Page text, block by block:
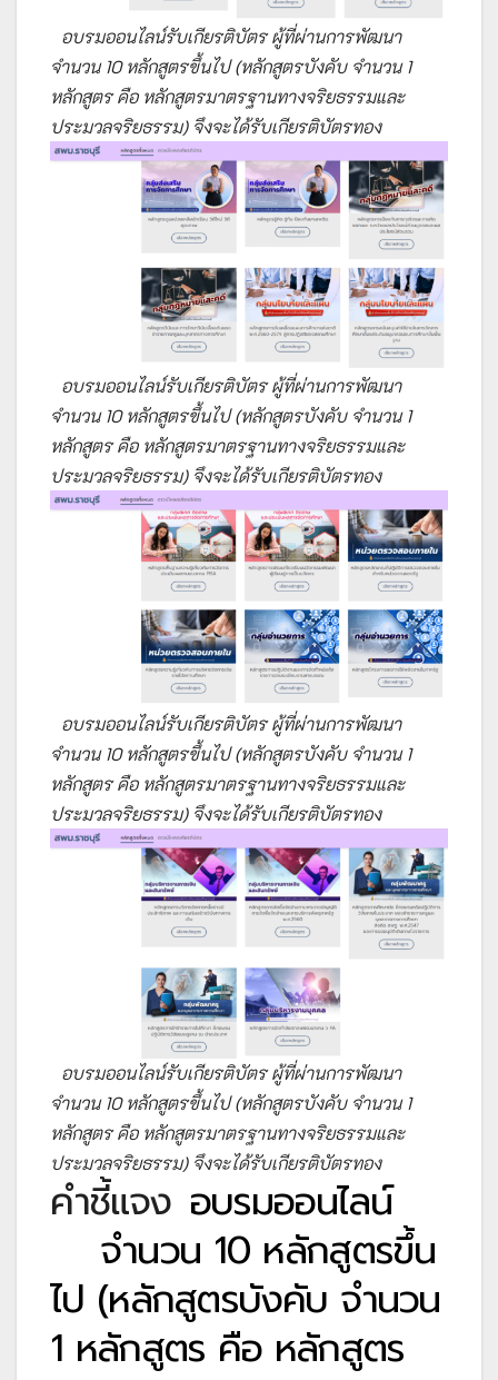
อบรมออนไลน์รับเกียรติบัตร ผู้ที่ผ่านการพัฒนา
จำนวน 10 หลักสูตรขึ้นไป (หลักสูตรบังคับ จำนวน 1
หลักสูตร คือ หลักสูตรมาตรฐานทางจริยธรรมและ
ประมวลจริยธรรม) จึงจะได้รับเกียรติบัตรทอง
อบรมออนไลน์รับเกียรติบัตร ผู้ที่ผ่านการพัฒนา
จำนวน 10 หลักสูตรขึ้นไป (หลักสูตรบังคับ จำนวน 1
หลักสูตร คือ หลักสูตรมาตรฐานทางจริยธรรมและ
ประมวลจริยธรรม) จึงจะได้รับเกียรติบัตรทอง
อบรมออนไลน์รับเกียรติบัตร ผู้ที่ผ่านการพัฒนา
จำนวน 10 หลักสูตรขึ้นไป (หลักสูตรบังคับ จำนวน 1
หลักสูตร คือ หลักสูตรมาตรฐานทางจริยธรรมและ
ประมวลจริยธรรม) จึงจะได้รับเกียรติบัตรทอง
อบรมออนไลน์รับเกียรติบัตร ผู้ที่ผ่านการพัฒนา
จำนวน 10 หลักสูตรขึ้นไป (หลักสูตรบังคับ จำนวน 1
หลักสูตร คือ หลักสูตรมาตรฐานทางจริยธรรมและ
ประมวลจริยธรรม) จึงจะได้รับเกียรติบัตรทอง
คำชี้แจง อบรมออนไลน์
จำนวน 10 หลักสูตรขึ้น
ไป (หลักสูตรบังคับ จำนวน
1 หลักสูตร คือ หลักสูตร